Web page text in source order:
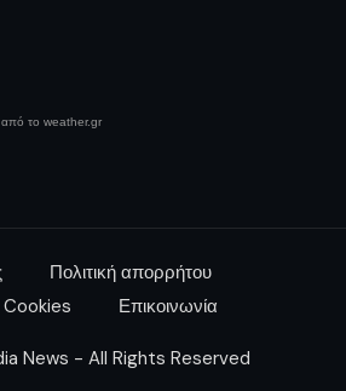
το weather.gr
Πολιτική απορρήτου
Cookies
Επικοινωνία
News - All Rights Reserved